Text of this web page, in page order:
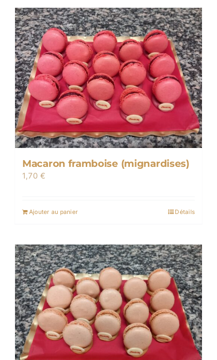
Macaron framboise (mignardises)
1,70€
Ajouter au panier Détails